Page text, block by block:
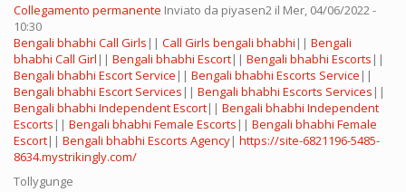
Collegamento permanente Inviato da piyasen2 il Mer, 04/06/2022 -
10:30
Bengali bhabhi Call Girls || Call Girls bengali bhabhi || Bengali
bhabhi Call Girl || Bengali bhabhi Escort|| Bengali bhabhi Escorts ||
Bengali bhabhi Escort Service || Bengali bhabhi Escorts Service ||
Bengali bhabhi Escort Services || Bengali bhabhi Escorts Services ||
Bengali bhabhi Independent Escort|| Bengali bhabhi Independent
Escorts || Bengali bhabhi Female Escorts || Bengali bhabhi Female
Escort|| Bengali bhabhi Escorts Agency| https://site-6821196-5485-
8634.mystrikingly.com/
Tollygunge